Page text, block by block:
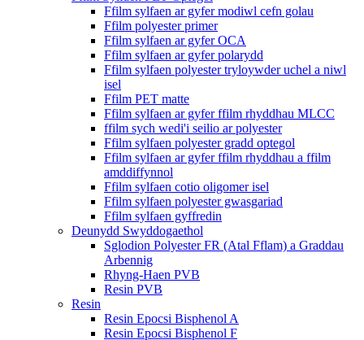
Ffilm sylfaen ar gyfer modiwl cefn golau
Ffilm polyester primer
Ffilm sylfaen ar gyfer OCA
Ffilm sylfaen ar gyfer polarydd
Ffilm sylfaen polyester tryloywder uchel a niwl
isel
Ffilm PET matte
Ffilm sylfaen ar gyfer ffilm rhyddhau MLCC
ffilm sych wedi'i seilio ar polyester
Ffilm sylfaen polyester gradd optegol
Ffilm sylfaen ar gyfer ffilm rhyddhau a ffilm
amddiffynnol
Ffilm sylfaen cotio oligomer isel
Ffilm sylfaen polyester gwasgariad
Ffilm sylfaen gyffredin
Deunydd Swyddogaethol
Sglodion Polyester FR (Atal Fflam) a Graddau
Arbennig
Rhyng-Haen PVB
Resin PVB
Resin
Resin Epocsi Bisphenol A
Resin Epocsi Bisphenol F